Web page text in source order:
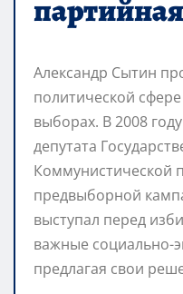
Александр Сытин
политической
выборах. В 2008
депутата
Коммунистической
предвыборной
выступал перед
важные социально-
предлагая свои